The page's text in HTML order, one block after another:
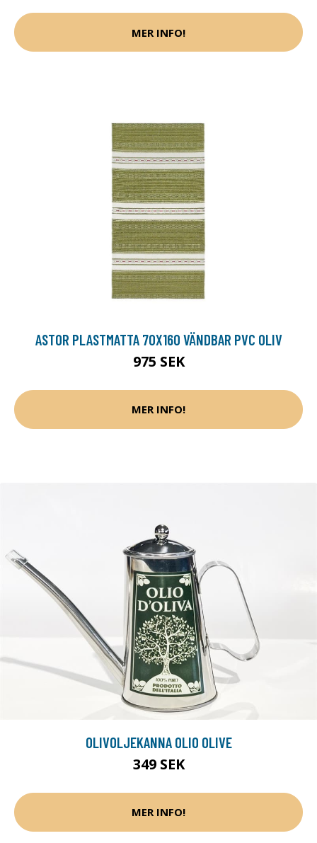
MER INFO!
ASTOR PLASTMATTA 70X160 VÄNDBAR PVC OLIV
975 SEK
MER INFO!
OLIVOLJEKANNA OLIO OLIVE
349 SEK
MER INFO!